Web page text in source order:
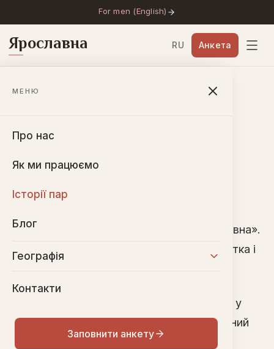
For men (English)
Ярославна RU Анкета
МЕНЮ
Про нас
Як ми працюємо
Історії пар
Блог
Географія
Контакти
Заповнити анкету
познайомилися через агентство «Ярославна».
Сьогодні вони — сім'я, виховують первістка і
Микола зізнається, що спочатку не вірив у
шлюбні агентства — інтернет переповнений
фейковими сервісами, і довіритися було